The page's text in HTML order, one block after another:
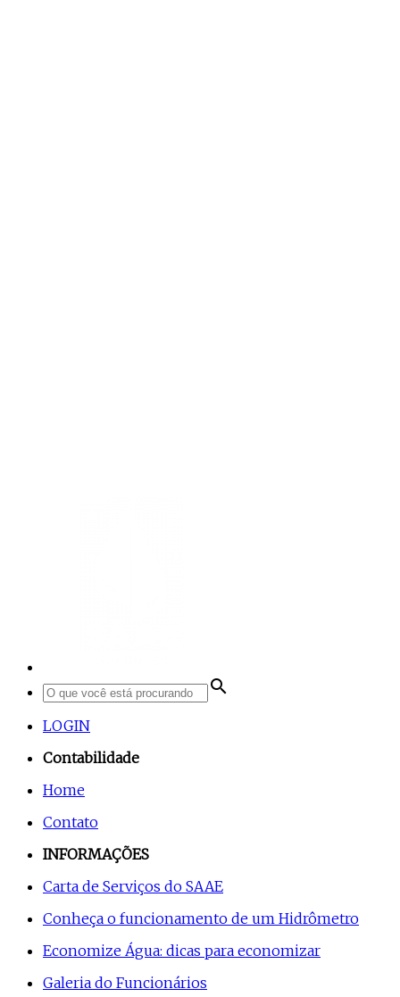
search
LOGIN
Contabilidade
Home
Contato
INFORMAÇÕES
Carta de Serviços do SAAE
Conheça o funcionamento de um Hidrômetro
Economize Água: dicas para economizar
Galeria do Funcionários